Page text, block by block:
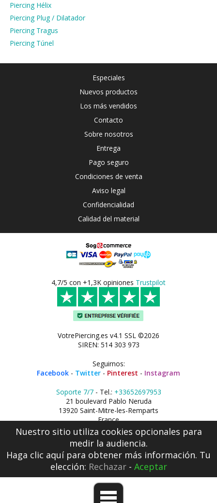
Piercing Hélix
Piercing Plug / Dilatador
Piercing Tragus
Piercing Túnel
Especiales
Nuevos productos
Los más vendidos
Contacto
Sobre nosotros
Entrega
Pago seguro
Condiciones de venta
Aviso legal
Confidencialidad
Calidad del material
4,7/5 con +1,3K opiniones Trustpilot
VotrePiercing.es v4.1 SSL ©2026
SIREN: 514 303 973
Seguirnos:
Facebook - Twitter - Pinterest - Instagram
Soporte 7/7- Tel.: +33652697953
21 boulevard Pablo Neruda
13920 Saint-Mitre-les-Remparts
France
Nuestro sitio utiliza cookies opcionales para
medir la audiencia.
Haga clic aquípara obtener más información. Tu
elección: Rechazar- Aceptar